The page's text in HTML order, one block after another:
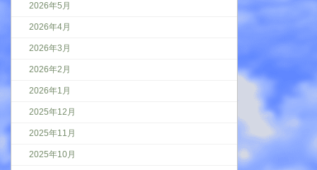
2026年5月
2026年4月
2026年3月
2026年2月
2026年1月
2025年12月
2025年11月
2025年10月